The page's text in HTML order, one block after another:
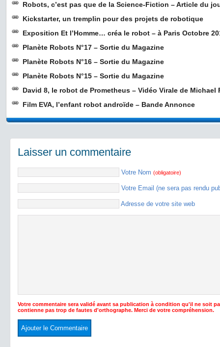
Robots, c’est pas que de la Science-Fiction – Article du
Kickstarter, un tremplin pour des projets de robotique
Exposition Et l’Homme… créa le robot – à Paris Octobre
Planète Robots N°17 – Sortie du Magazine
Planète Robots N°16 – Sortie du Magazine
Planète Robots N°15 – Sortie du Magazine
David 8, le robot de Prometheus – Vidéo Virale de Michael
Film EVA, l’enfant robot androïde – Bande Annonce
Laisser un commentaire
Votre Nom (obligatoire)
Votre Email (ne sera pas rendu
Adresse de votre site web
Votre commentaire sera validé avant sa publication à condition qu'il ne soit
contienne pas trop de fautes d'orthographe. Merci de votre compréhension.